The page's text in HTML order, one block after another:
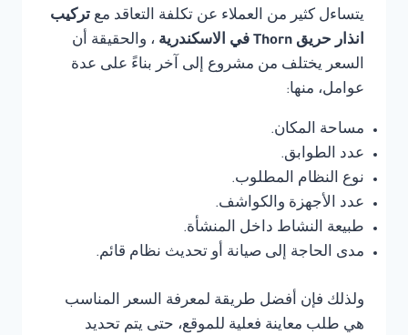
يتساءل كثير من العملاء عن تكلفة التعاقد مع تركيب
انذار حريق Thorn في الاسكندرية
، والحقيقة أن
السعر يختلف من مشروع إلى آخر بناءً على عدة
عوامل، منها:
مساحة المكان.
عدد الطوابق.
نوع النظام المطلوب.
عدد الأجهزة والكواشف.
طبيعة النشاط داخل المنشأة.
مدى الحاجة إلى صيانة أو تحديث نظام قائم.
ولذلك فإن أفضل طريقة لمعرفة السعر المناسب
هي طلب معاينة فعلية للموقع، حتى يتم تحديد